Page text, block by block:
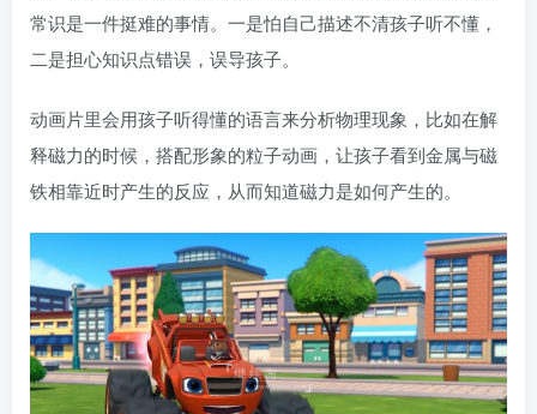
常识是一件挺难的事情。一是怕自己描述不清孩子听不懂，
二是担心知识点错误，误导孩子。
动画片里会用孩子听得懂的语言来分析物理现象，比如在解
释磁力的时候，搭配形象的粒子动画，让孩子看到金属与磁
铁相靠近时产生的反应，从而知道磁力是如何产生的。